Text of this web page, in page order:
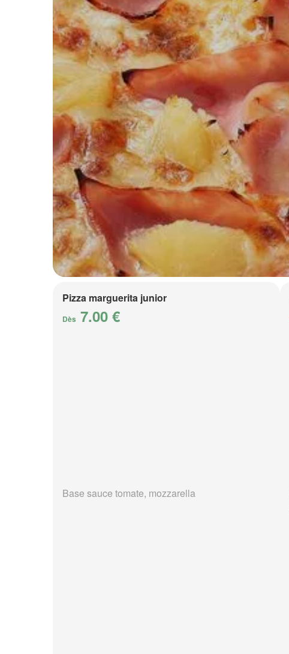
Pizza marguerita junior
Dès 7.00 €
Base sauce tomate, mozzarella